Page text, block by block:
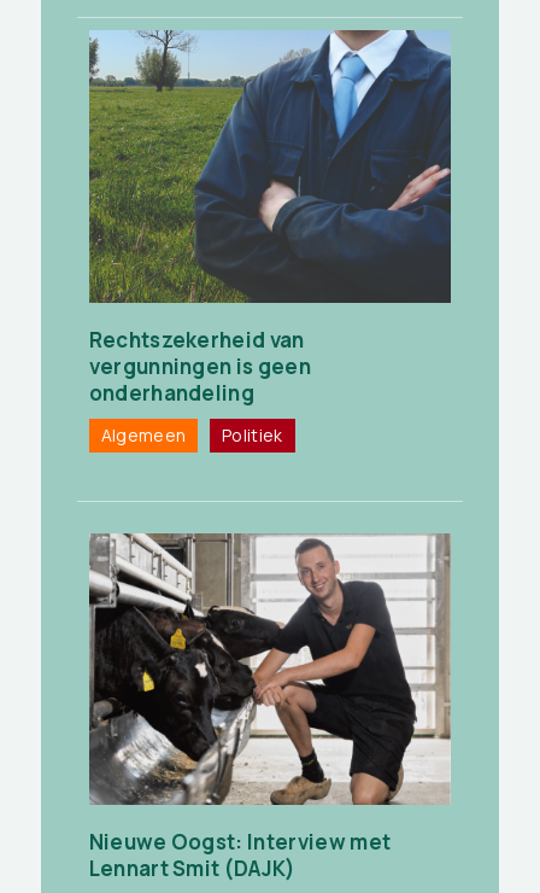
Rechtszekerheid van
vergunningen is geen
onderhandeling
Algemeen Politiek
Nieuwe Oogst: Interview met
Lennart Smit (DAJK)